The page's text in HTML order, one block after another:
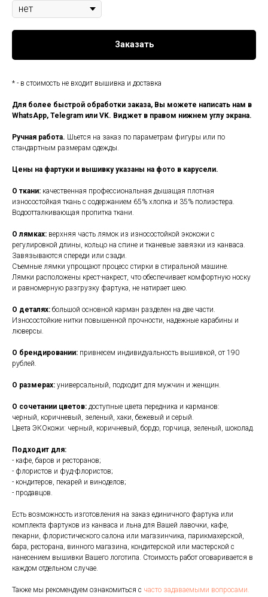
Заказать
* - в стоимость не входит вышивка и доставка
Для более быстрой обработки заказа, Вы можете написать нам в
WhatsApp, Telegram или VK. Виджет в правом нижнем углу экрана.
Ручная работа. Шьется на заказ по параметрам фигуры или по
стандартным размерам одежды.
Цены на фартуки и вышивку указаны на фото в карусели.
О ткани: качественная профессиональная дышащая плотная
износостойкая ткань с содержанием 65% хлопка и 35% полиэстера.
Водоотталкивающая пропитка ткани.
О лямках: верхняя часть лямок из износостойкой экокожи с
регулировкой длины, кольцо на спине и тканевые завязки из канваса.
Завязываются спереди или сзади.
Съемные лямки упрощают процесс стирки в стиральной машине.
Лямки расположены крест-накрест, что обеспечивает комфортную носку
и равномерную разгрузку фартука, не натирает шею.
О деталях: большой основной карман разделен на две части.
Износостойкие нитки повышенной прочности, надежные карабины и
люверсы.
О брендировании: привнесем индивидуальность вышивкой, от 190
рублей.
О размерах: универсальный, подходит для мужчин и женщин.
О сочетании цветов: доступные цвета передника и карманов:
черный, коричневый, зеленый, хаки, бежевый и серый.
Цвета ЭКОкожи: черный, коричневый, бордо, горчица, зеленый, шоколад.
Подходит для:
- кафе, баров и ресторанов;
- флористов и фуд-флористов;
- кондитеров, пекарей и виноделов;
- продавцов.
Есть возможность изготовления на заказ единичного фартука или
комплекта фартуков из канваса и льна для Вашей лавочки, кафе,
пекарни, флористического салона или магазинчика, парикмахерской,
бара, ресторана, винного магазина, кондитерской или мастерской с
нанесением вышивки Вашего логотипа. Стоимость работ оговаривается в
каждом отдельном случае.
Также мы рекомендуем ознакомиться с часто задаваемыми вопросами.